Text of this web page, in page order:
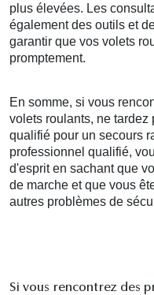
plus élevées. Les
également des outils et
garantir que vos volets
promptement.
En somme, si vous
volets roulants, ne tardez
qualifié pour un secours
professionnel qualifié,
d'esprit en sachant que
de marche et que vous
autres problèmes de
Si vous rencontrez des